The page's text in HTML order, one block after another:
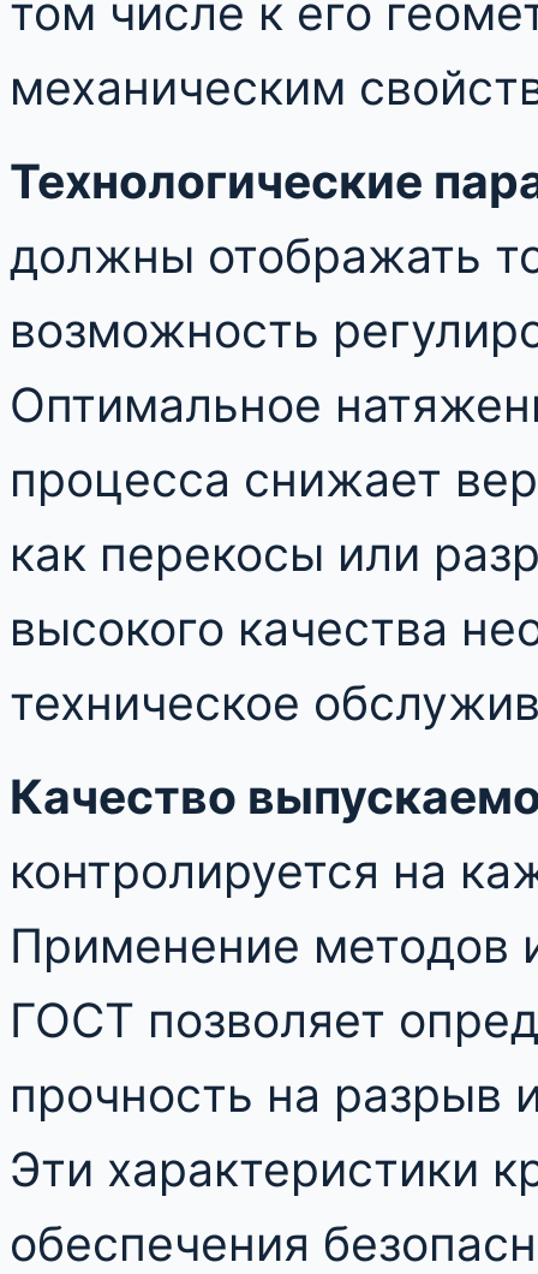
том числе к его
механическим
Технологические
должны отображать
возможность
Оптимальное
процесса снижает
как перекосы или
высокого качества
техническое
Качество
контролируется на
Применение методов
ГОСТ позволяет
прочность на разрыв
Эти характеристики
обеспечения